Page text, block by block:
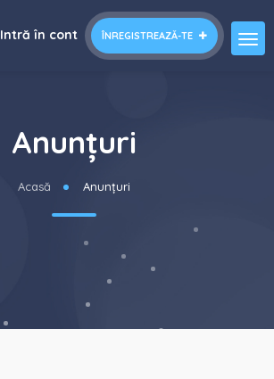
ÎNREGISTREAZĂ-TE
Intră în cont
Anunțuri
Acasă Anunțuri